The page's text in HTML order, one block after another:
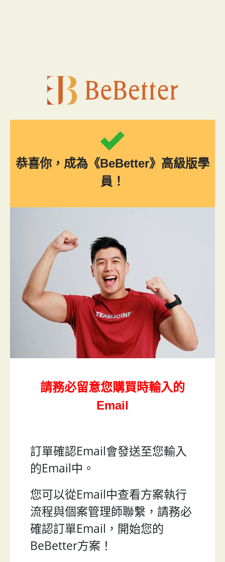
恭喜你，成為《BeBetter》高級版學
員！
請務必留意您購買時輸入的
Email
訂單確認Email會發送至您輸入
的Email中。
您可以從Email中查看方案執行
流程與個案管理師聯繫，請務必
確認訂單Email，開始您的
BeBetter方案！